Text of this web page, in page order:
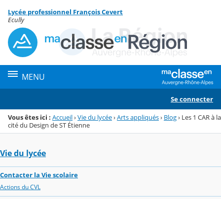
Menu de la rubrique
Contenu
Lycée professionnel François Cevert
Ecully
MENU
Se connecter
Vous êtes ici : Accueil›Vie du lycée›Arts appliqués› Blog› Les 1 CAR à la
cité du Design de ST Étienne
Vie du lycée
Contacter la Vie scolaire
Actions du CVL